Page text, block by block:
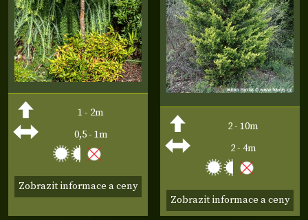
1 - 2m
0,5 - 1m
Zobrazit informace a ceny
2 - 10m
2 - 4m
Zobrazit informace a ceny